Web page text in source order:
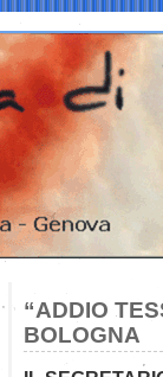
“ADDIO
BOLOGNA